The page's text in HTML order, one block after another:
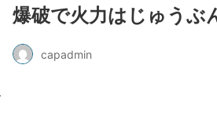
爆破で火力はじゅうぶ
capadmin